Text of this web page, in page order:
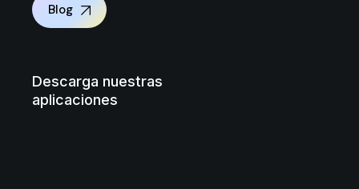
Blog
Descarga nuestras
aplicaciones